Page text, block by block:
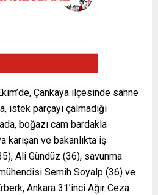
Çankaya ilçesinde sahne
istek parçayı çalmadığı
boğazı cam bardakla
karışan ve bakanlıkta iş
Ali Gündüz (36), savunma
Semih Soyalp (36) ve
Ankara 31’inci Ağır Ceza